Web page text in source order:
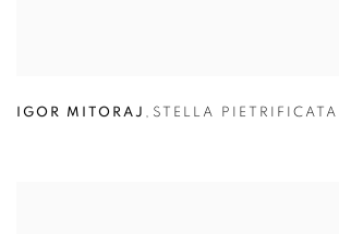
IGOR MITORAJ , STELLA PIETRIFICATA